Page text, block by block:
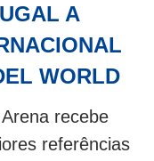
A
WORLD
recebe
referências